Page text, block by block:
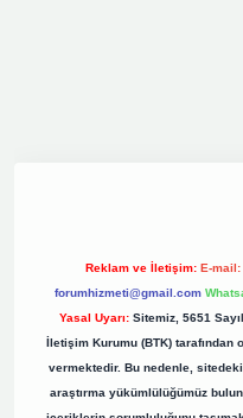
Reklam ve İletişim: E-mail:
forumhizmeti@gmail.com
Yasal Uyarı: Sitemiz, 5651
İletişim Kurumu (BTK) tarafından
vermektedir. Bu nedenle,
araştırma yükümlülüğümüz